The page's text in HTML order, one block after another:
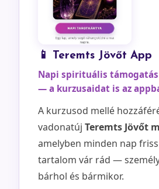
📱 Teremts Jövőt App
Napi spirituális támogatás
— a kurzusaidat is az
A kurzusod mellé
vadonatúj Teremts Jövőt
amelyben minden nap
tartalom vár rád —
bárhol és bármikor.